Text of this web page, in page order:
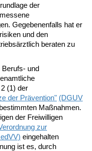
der
Gegebenenfalls hat er
und den
beraten zu
Berufs- und
(1) der
der Prävention" (DGUV
Maßnahmen.
der Freiwilligen
zur
eingehalten
ist es, durch